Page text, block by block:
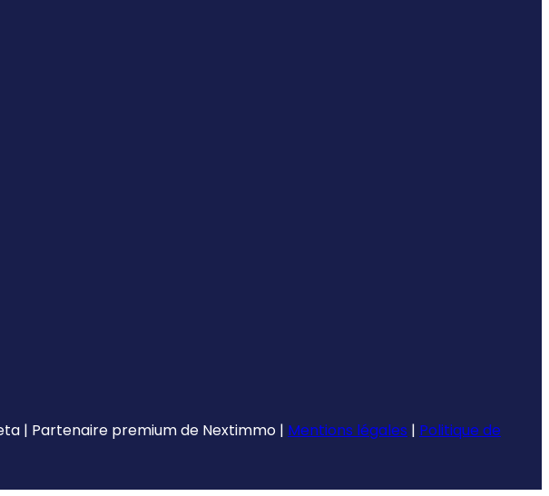
| Partenaire premium de Nextimmo | Mentions légales | Politique de